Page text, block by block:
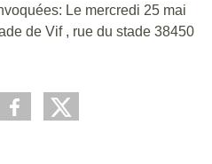
Le mercredi 25 mai
de Vif , rue du stade 38450